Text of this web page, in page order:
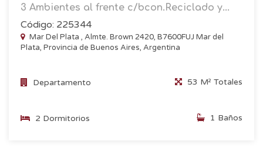
3 Ambientes al frente c/bcon.Reciclado y...
Código: 225344
Mar Del Plata , Almte. Brown 2420, B7600FUJ Mar del
Plata, Provincia de Buenos Aires, Argentina
Departamento 53 M² Totales
2 Dormitorios 1 Baños